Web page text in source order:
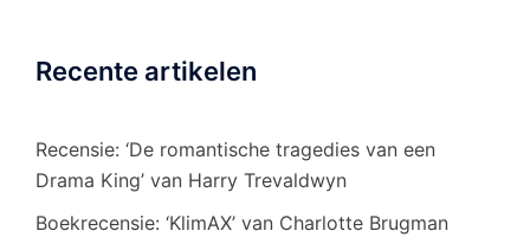
Recente artikelen
Recensie: ‘De romantische tragedies van een
Drama King’ van Harry Trevaldwyn
Boekrecensie: ‘KlimAX’ van Charlotte Brugman